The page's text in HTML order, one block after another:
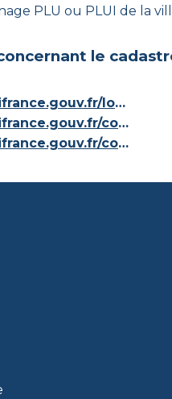
PLU ou PLUI de la
le
https://www.legifrance.gouv.fr/loda/id/JORFTEXT000000686267/
https://www.legifrance.gouv.fr/codes/article_lc/LEGIARTI000036588629/
https://www.legifrance.gouv.fr/codes/id/LEGISCTA000006180153/